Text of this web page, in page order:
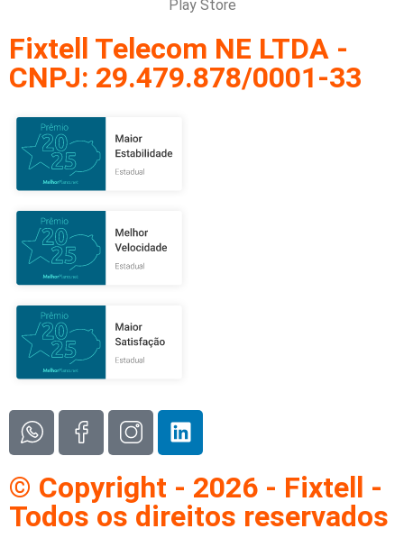
Play Store
Fixtell Telecom NE LTDA -
CNPJ: 29.479.878/0001-33
© Copyright - 2026 - Fixtell -
Todos os direitos reservados